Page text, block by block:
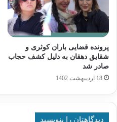
پرونده قضایی باران کوثری و
شقایق دهقان به دلیل کشف حجاب
صادر شد
18 اردیبهشت 1402
دیدگاهتان را بنویسید